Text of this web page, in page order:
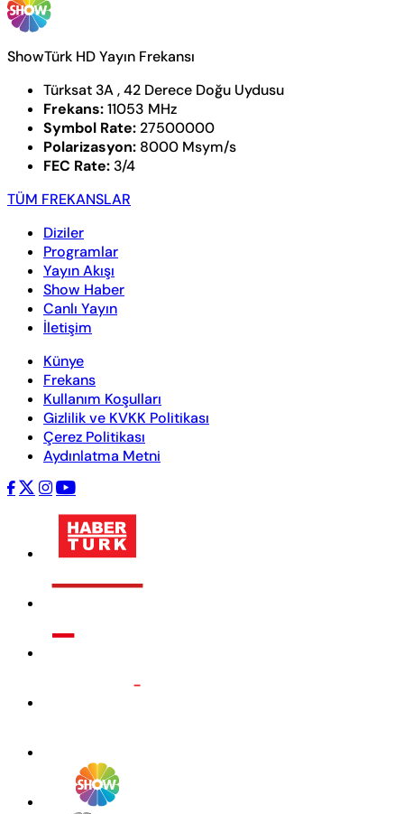
ShowTürk HD Yayın Frekansı
Türksat 3A , 42 Derece Doğu Uydusu
Frekans:11053 MHz
Symbol Rate: 27500000
Polarizasyon: 8000 Msym/s
FEC Rate: 3/4
TÜM FREKANSLAR
Diziler
Programlar
Yayın Akışı
Show Haber
Canlı Yayın
İletişim
Künye
Frekans
Kullanım Koşulları
Gizlilik ve KVKK Politikası
Çerez Politikası
Aydınlatma Metni